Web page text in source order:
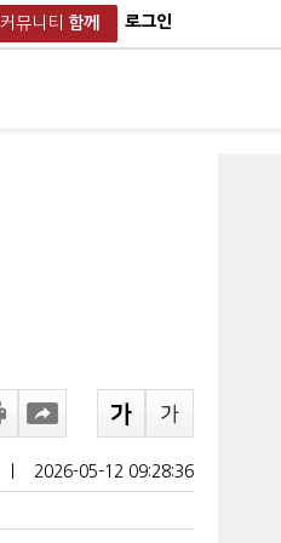
커뮤니티 함께 로그인
2026-05-12 09:28:36